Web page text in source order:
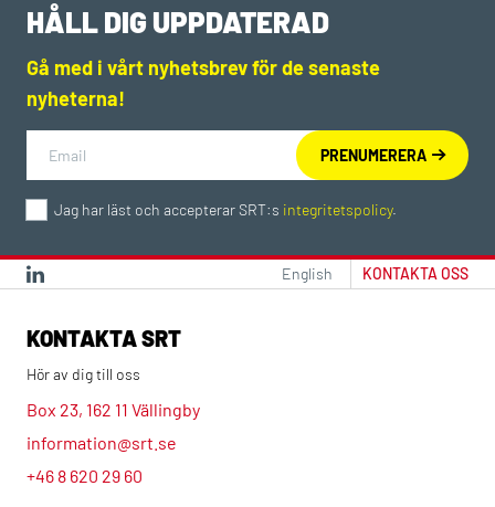
HÅLL DIG UPPDATERAD
Gå med i vårt nyhetsbrev för de senaste
nyheterna!
Jag har läst och accepterar SRT:s integritetspolicy.
English KONTAKTA OSS
KONTAKTA SRT
Hör av dig till oss
Box 23, 162 11 Vällingby
information@srt.se
+46 8 620 29 60